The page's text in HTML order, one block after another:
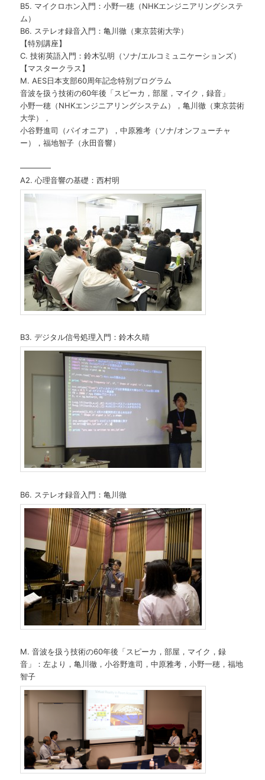
B5. マイクロホン入門：小野一穂（NHKエンジニアリングシステ
ム）
B6. ステレオ録音入門：亀川徹（東京芸術大学）
【特別講座】
C. 技術英語入門：鈴木弘明（ソナ/エルコミュニケーションズ）
【マスタークラス】
M. AES日本支部60周年記念特別プログラム
音波を扱う技術の60年後「スピーカ，部屋，マイク，録音」
小野一穂（NHKエンジニアリングシステム），亀川徹（東京芸術
大学），
小谷野進司（パイオニア），中原雅考（ソナ/オンフューチャ
ー），福地智子（永田音響）
————
A2. 心理音響の基礎：西村明
B3. デジタル信号処理入門：鈴木久晴
B6. ステレオ録音入門：亀川徹
M. 音波を扱う技術の60年後「スピーカ，部屋，マイク，録
音」：左より，亀川徹，小谷野進司，中原雅考，小野一穂，福地
智子